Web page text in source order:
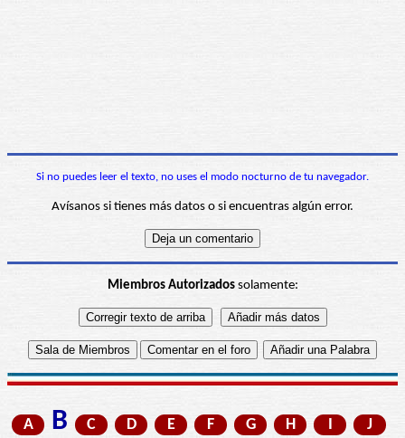
Si no puedes leer el texto, no uses el modo nocturno de tu navegador.
Avísanos si tienes más datos o si encuentras algún error.
Miembros Autorizadossolamente:
A B C D E F G H I
J